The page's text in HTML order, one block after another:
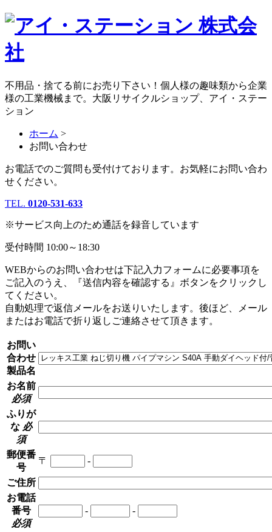
不用品・捨てる前にお売り下さい！個人様の趣味類から企業
様の工業機械まで。大阪リサイクルショップ、アイ・ステー
ション
ホーム >
お問い合わせ
お電話でのご質問も受付けております。お気軽にお問い合わ
せください。
TEL. 0120-531-633
※サービス向上のため通話を録音しています
受付時間 10:00～18:30
WEBからのお問い合わせは下記入力フォームに必要事項を
ご記入のうえ、『送信内容を確認する』ボタンをクリックし
てください。
自動処理で返信メールをお送りいたします。後ほど、メール
またはお電話で折り返しご連絡させて頂きます。
お問い
合わせ
製品名
お名前
必須
ふりが
な 必
須
郵便番
号
〒 -
ご住所
お電話
番号
必須
- -